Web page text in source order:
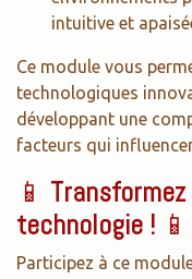
intuitive et
Ce module vous
technologiques
développant une
facteurs qui
📱
technologie ! 📱
Participez à ce